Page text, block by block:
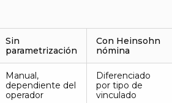
Sin
parametrización
Con Heinsohn
nómina
Manual,
dependiente del
operador
Diferenciado
por tipo de
vinculado